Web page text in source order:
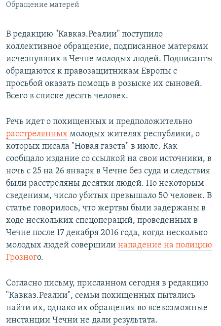
Все сайты РСЕ/РС
Обращение матерей
В редакцию "Кавказ.Реалии" поступило
коллективное обращение, подписанное матерями
исчезнувших в Чечне молодых людей. Подписанты
обращаются к правозащитникам Европы с
просьбой оказать помощь в розыске их сыновей.
Всего в списке десять человек.
Речь идет о похищенных и предположительно
расстрелянных молодых жителях республики, о
которых писала "Новая газета" в июле. Как
сообщало издание со ссылкой на свои источники, в
ночь с 25 на 26 января в Чечне без суда и следствия
были расстреляны десятки людей. По некоторым
сведениям, число убитых превышало 50 человек. В
статье говорилось, что жертвы были задержаны в
ходе нескольких спецопераций, проведенных в
Чечне после 17 декабря 2016 года, когда несколько
молодых людей совершили нападение на полицию
Грозного.
Согласно письму, присланном сегодня в редакцию
"Кавказ.Реалии", семьи похищенных пытались
найти их, однако их обращения во всевозможные
инстанции Чечни не дали результата.